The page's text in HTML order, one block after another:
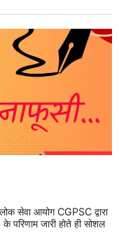
सेवा आयोग CGPSC द्वारा
परिणाम जारी होते ही सोशल